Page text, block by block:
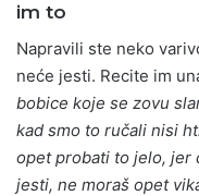
im to
Napravili ste neko
neće jesti. Recite im
bobice koje se zovu
kad smo to ručali nisi
opet probati to jelo, jer
jesti, ne moraš opet